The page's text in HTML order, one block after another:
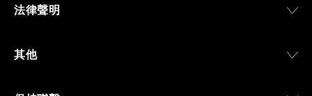
法律聲明
其他